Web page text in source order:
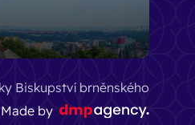
Biskupství brněnského
Made by